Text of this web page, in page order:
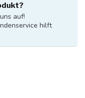
auf!
hilft